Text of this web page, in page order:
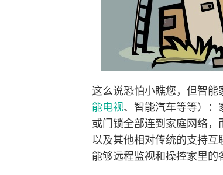
这么说恐怕小瞧您，但智能
能电视、智能汽车等等）
或门锁全部连到家庭网络
以及其他相对传统的支持
能够远程监视和操控家里的